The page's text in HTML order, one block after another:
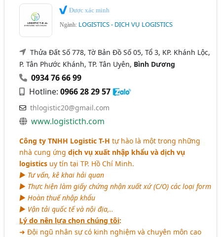
Được xác minh
Ngành: LOGISTICS - DỊCH VỤ LOGISTICS
Thửa Đất Số 778, Tờ Bản Đồ Số 05, Tổ 3, KP. Khánh Lộc,
P. Tân Phước Khánh, TP. Tân Uyên, Bình Dương
0934 76 66 99
Hotline:0966 28 29 57
thlogistic20@gmail.com
www.logisticth.com
Công ty TNHH Logistic T-H tự hào là một trong những
nhà cung ứngdịch vụ xuất nhập khẩu và dịch vụ
logistics uy tín tại TP. Hồ Chí Minh.
► Tư vấn, kê khai hải quan
► Thực hiện làm giấy chứng nhận xuất xứ (C/O) các loại form
► Hoàn thuế nhập khẩu
► Vận tải quốc tế và nội địa,..
Lý do nên lựa chọn chúng tôi:
➜ Đội ngũ nhân sự có kinh nghiệm và chuyên môn cao